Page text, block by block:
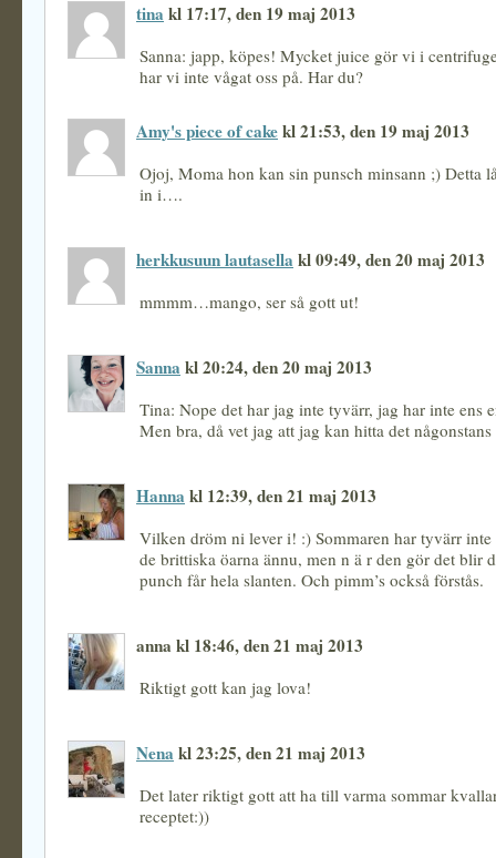
tina kl 17:17, den 19 maj 2013
Sanna: japp, köpes! Mycket juice gör vi i
har vi inte vågat oss på. Har du?
Amy's piece of cakekl 21:53, den 19 maj 2013
Ojoj, Moma hon kan sin punsch minsann ;) Detta
in i….
herkkusuun lautasella kl 09:49, den 20 maj 2013
mmmm…mango, ser så gott ut!
Sanna kl 20:24, den 20 maj 2013
Tina: Nope det har jag inte tyvärr, jag har inte ens
Men bra, då vet jag att jag kan hitta det
Hanna kl 12:39, den 21 maj 2013
Vilken dröm ni lever i! :) Sommaren har tyvärr
de brittiska öarna ännu, men n ä r den gör det blir
punch får hela slanten. Och pimm’s också förstås.
anna kl 18:46, den 21 maj 2013
Riktigt gott kan jag lova!
Nena kl 23:25, den 21 maj 2013
Det later riktigt gott att ha till varma sommar
receptet:))